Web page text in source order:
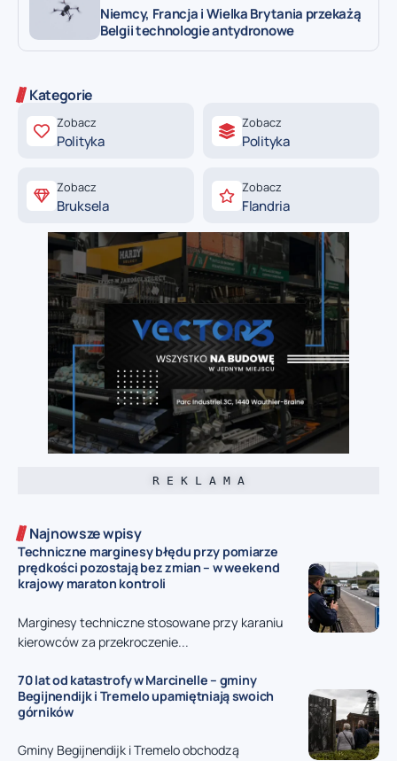
Niemcy, Francja i Wielka Brytania przekażą
Belgii technologie antydronowe
Kategorie
Zobacz
Polityka
Zobacz
Polityka
Zobacz
Bruksela
Zobacz
Flandria
R E K L A M A
Najnowsze wpisy
Techniczne marginesy błędu przy pomiarze
prędkości pozostają bez zmian – w weekend
krajowy maraton kontroli
Marginesy techniczne stosowane przy karaniu
kierowców za przekroczenie...
70 lat od katastrofy w Marcinelle – gminy
Begijnendijk i Tremelo upamiętniają swoich
górników
Gminy Begijnendijk i Tremelo obchodzą